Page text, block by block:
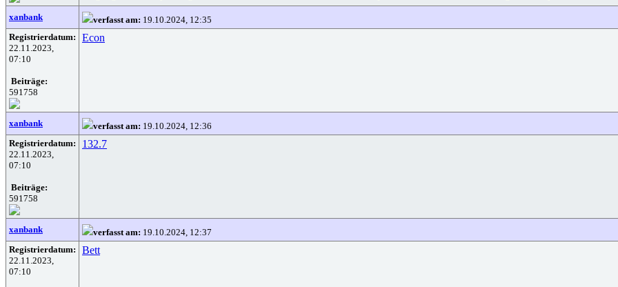
xanbank verfasst am: 19.10.2024, 12:35
Registrierdatum:
22.11.2023,
07:10
Beiträge:
591758
Econ
xanbank verfasst am: 19.10.2024, 12:36
Registrierdatum:
22.11.2023,
07:10
Beiträge:
591758
132.7
xanbank verfasst am: 19.10.2024, 12:37
Registrierdatum:
22.11.2023,
07:10
Bett